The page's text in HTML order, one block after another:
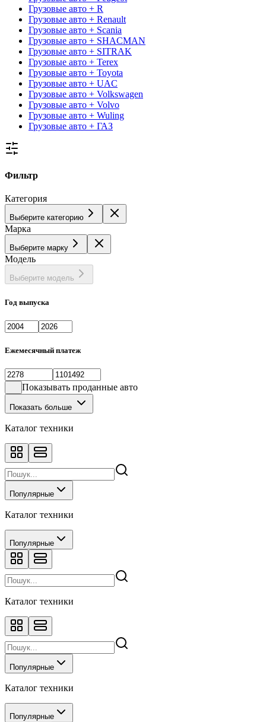
Грузовые авто + R
Грузовые авто + Renault
Грузовые авто + Scania
Грузовые авто + SHACMAN
Грузовые авто + SITRAK
Грузовые авто + Terex
Грузовые авто + Toyota
Грузовые авто + UAC
Грузовые авто + Volkswagen
Грузовые авто + Volvo
Грузовые авто + Wuling
Грузовые авто + ГАЗ
Фильтр
Категория
Выберите категорию
Марка
Выберите марку
Модель
Выберите модель
Год выпуска
Ежемесячный платеж
Показывать проданные авто
Показать больше
Каталог техники
Популярные
Каталог техники
Популярные
Каталог техники
Популярные
Каталог техники
Популярные